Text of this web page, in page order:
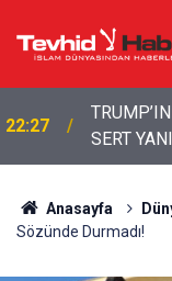
SERT
22:13 İbrahimî
Anasayfa
Sözünde Durmadı!